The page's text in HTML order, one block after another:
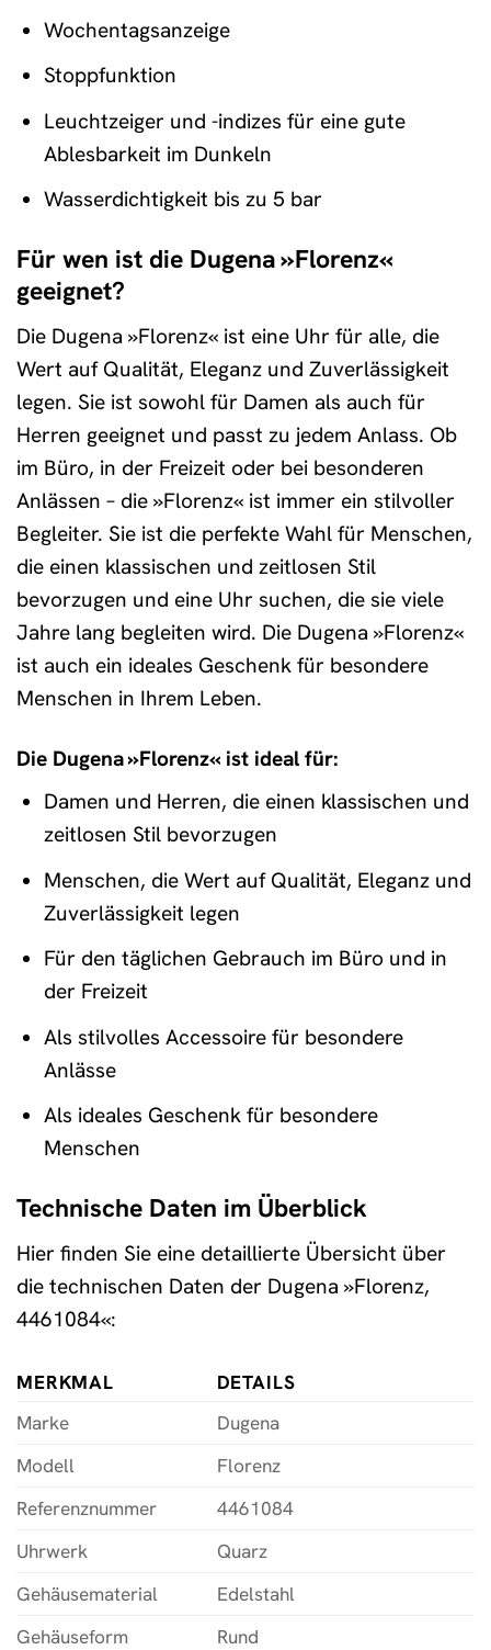
Wochentagsanzeige
Stoppfunktion
Leuchtzeiger und -indizes für eine gute
Ablesbarkeit im Dunkeln
Wasserdichtigkeit bis zu 5 bar
Für wen ist die Dugena »Florenz«
geeignet?
Die Dugena »Florenz« ist eine Uhr für alle, die
Wert auf Qualität, Eleganz und Zuverlässigkeit
legen. Sie ist sowohl für Damen als auch für
Herren geeignet und passt zu jedem Anlass. Ob
im Büro, in der Freizeit oder bei besonderen
Anlässen – die »Florenz« ist immer ein stilvoller
Begleiter. Sie ist die perfekte Wahl für Menschen,
die einen klassischen und zeitlosen Stil
bevorzugen und eine Uhr suchen, die sie viele
Jahre lang begleiten wird. Die Dugena »Florenz«
ist auch ein ideales Geschenk für besondere
Menschen in Ihrem Leben.
Die Dugena »Florenz« ist ideal für:
Damen und Herren, die einen klassischen und
zeitlosen Stil bevorzugen
Menschen, die Wert auf Qualität, Eleganz und
Zuverlässigkeit legen
Für den täglichen Gebrauch im Büro und in
der Freizeit
Als stilvolles Accessoire für besondere
Anlässe
Als ideales Geschenk für besondere
Menschen
Technische Daten im Überblick
Hier finden Sie eine detaillierte Übersicht über
die technischen Daten der Dugena »Florenz,
4461084«:
MERKMAL
DETAILS
Marke
Dugena
Modell
Florenz
Referenznummer
4461084
Uhrwerk
Quarz
Gehäusematerial
Edelstahl
Gehäuseform
Rund